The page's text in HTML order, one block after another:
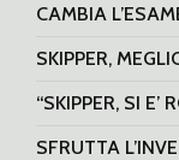
CAMBIA
SKIPPER,
“SKIPPER, SI E’
SFRUTTA